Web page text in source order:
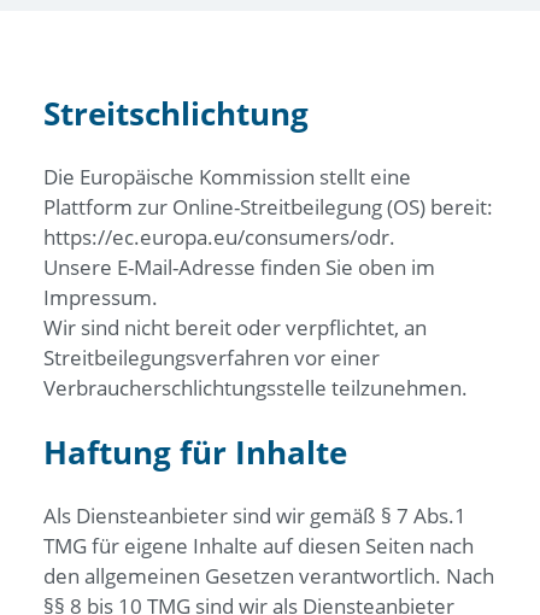
Streitschlichtung
Die Europäische Kommission stellt eine
Plattform zur Online-Streitbeilegung (OS) bereit:
https://ec.europa.eu/consumers/odr.
Unsere E-Mail-Adresse finden Sie oben im
Impressum.
Wir sind nicht bereit oder verpflichtet, an
Streitbeilegungsverfahren vor einer
Verbraucherschlichtungsstelle teilzunehmen.
Haftung für Inhalte
Als Diensteanbieter sind wir gemäß § 7 Abs.1
TMG für eigene Inhalte auf diesen Seiten nach
den allgemeinen Gesetzen verantwortlich. Nach
§§ 8 bis 10 TMG sind wir als Diensteanbieter